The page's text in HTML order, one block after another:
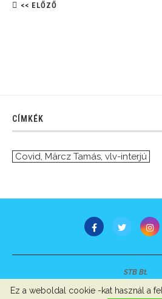
<< ELŐZŐ
CÍMKÉK
Covid, Märcz Tamás, vlv-interjú
STB Bt.
Ez a weboldal cookie -kat használ a